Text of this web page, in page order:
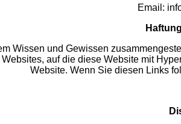
Email:
Wissen und Gewissen
auf die diese Website mit
Website. Wenn Sie diesen Links